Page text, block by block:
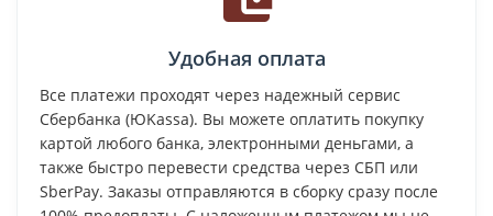
Удобная оплата
Все платежи проходят через надежный сервис
Сбербанка (ЮKassa). Вы можете оплатить покупку
картой любого банка, электронными деньгами, а
также быстро перевести средства через СБП или
SberPay. Заказы отправляются в сборку сразу после